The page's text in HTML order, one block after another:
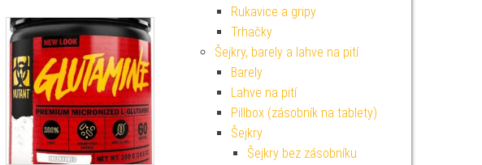
Rukavice a gripy
Trhačky
Šejkry, barely a lahve na pití
Barely
Lahve na pití
Pillbox (zásobník na tablety)
Šejkry
Šejkry bez zásobníku